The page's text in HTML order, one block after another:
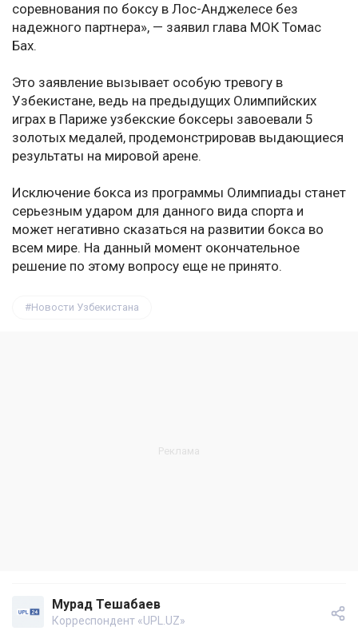
соревнования по боксу в Лос-Анджелесе без
надежного партнера», — заявил глава МОК Томас
Бах.
Это заявление вызывает особую тревогу в
Узбекистане, ведь на предыдущих Олимпийских
играх в Париже узбекские боксеры завоевали 5
золотых медалей, продемонстрировав выдающиеся
результаты на мировой арене.
Исключение бокса из программы Олимпиады станет
серьезным ударом для данного вида спорта и
может негативно сказаться на развитии бокса во
всем мире. На данный момент окончательное
решение по этому вопросу еще не принято.
Новости Узбекистана
Мурад Тешабаев
Корреспондент «UPL.UZ»